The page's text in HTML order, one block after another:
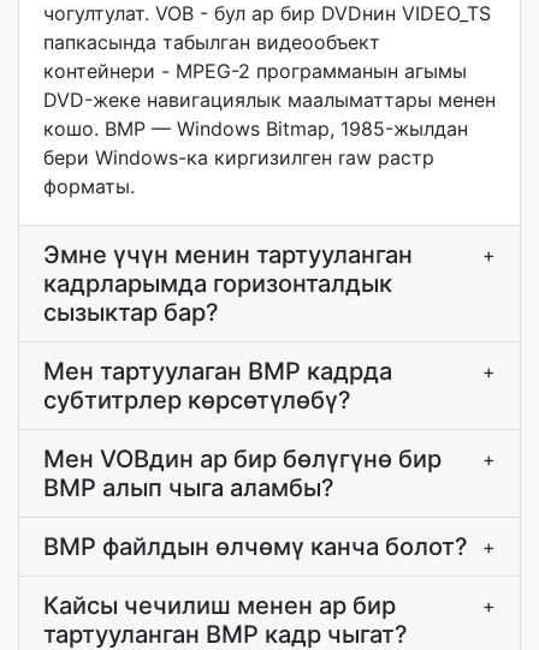
чогултулат. VOB - бул ар бир DVDнин VIDEO_TS
папкасында табылган видеообъект
контейнери - MPEG-2 программанын агымы
DVD-жеке навигациялык маалыматтары менен
кошо. BMP — Windows Bitmap, 1985-жылдан
бери Windows-ка киргизилген raw растр
форматы.
Эмне үчүн менин тартууланган
кадрларымда горизонталдык
сызыктар бар?
+
Мен тартуулаган BMP кадрда
субтитрлер көрсөтүлөбү?
+
Мен VOBдин ар бир бөлүгүнө бир
BMP алып чыга аламбы?
+
BMP файлдын өлчөмү канча болот? +
Кайсы чечилиш менен ар бир
тартууланган BMP кадр чыгат?
+